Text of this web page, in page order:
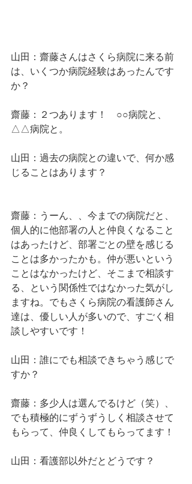
山田：齋藤さんはさくら病院に来る前
は、いくつか病院経験はあったんです
か？
齋藤：２つあります！　○○病院と、
△△病院と。
山田：過去の病院との違いで、何か感
じることはあります？
齋藤：うーん、、今までの病院だと、
個人的に他部署の人と仲良くなること
はあったけど、部署ごとの壁を感じる
ことは多かったかも。仲が悪いという
ことはなかったけど、そこまで相談す
る、という関係性ではなかった気がし
ますね。でもさくら病院の看護師さん
達は、優しい人が多いので、すごく相
談しやすいです！
山田：誰にでも相談できちゃう感じで
すか？
齋藤：多少人は選んでるけど（笑）、
でも積極的にずうずうしく相談させて
もらって、仲良くしてもらってます！
山田：看護部以外だとどうです？